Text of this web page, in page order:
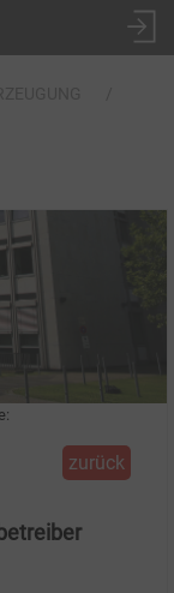
zurück